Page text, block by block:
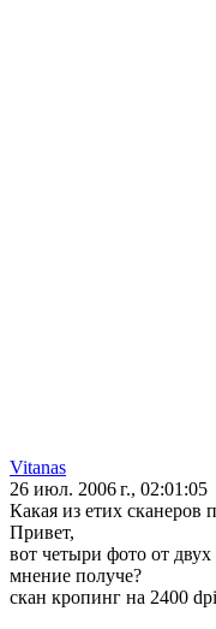
Vitanas
26 июл. 2006 г., 02:01:05
Какая из етих сканеров
Привет,
вот четыри фото от
мнение получе?
скан кропинг на 2400 dpi